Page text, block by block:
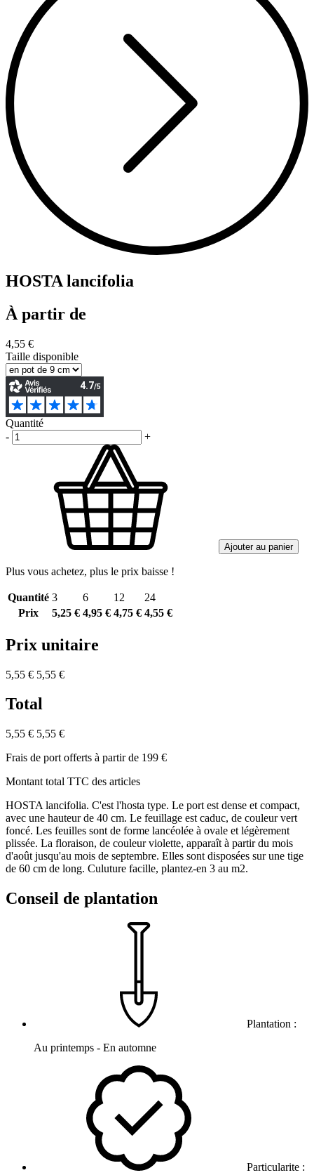
HOSTA lancifolia
À partir de
4,55 €
Taille disponible
Quantité
-
+
Ajouter au panier
Plus vous achetez, plus le prix baisse !
Quantité 3 6 12
24
Prix
5,25 € 4,95 € 4,75 € 4,55 €
Prix unitaire
5,55 € 5,55 €
Total
5,55 € 5,55 €
Frais de port offerts à partir de 199 €
Montant total TTC des articles
HOSTA lancifolia. C'est l'hosta type. Le port est dense et compact,
avec une hauteur de 40 cm. Le feuillage est caduc, de couleur vert
foncé. Les feuilles sont de forme lancéolée à ovale et légèrement
plissée. La floraison, de couleur violette, apparaît à partir du mois
d'août jusqu'au mois de septembre. Elles sont disposées sur une tige
de 60 cm de long. Culuture facille, plantez-en 3 au m2.
Conseil de plantation
Plantation :
Au printemps - En automne
Particularite :